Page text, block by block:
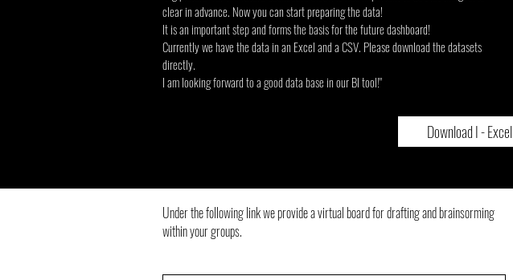
clear in advance. Now you can start preparing the data!
It is an important step and forms the basis for the future dashboard!
Currently we have the data in an Excel and a CSV. Please download the datasets
directly.
I am looking forward to a good data base in our BI tool!"
Download I - Excel
Under the following link we provide a virtual board for drafting and brainsorming
within your groups.